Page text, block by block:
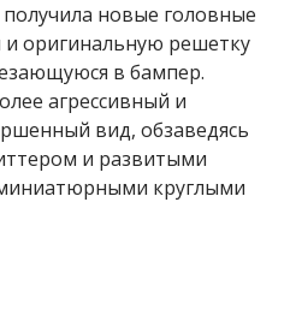
новые головные
оригинальную решетку
в бампер.
агрессивный и
вид, обзаведясь
и развитыми
круглыми